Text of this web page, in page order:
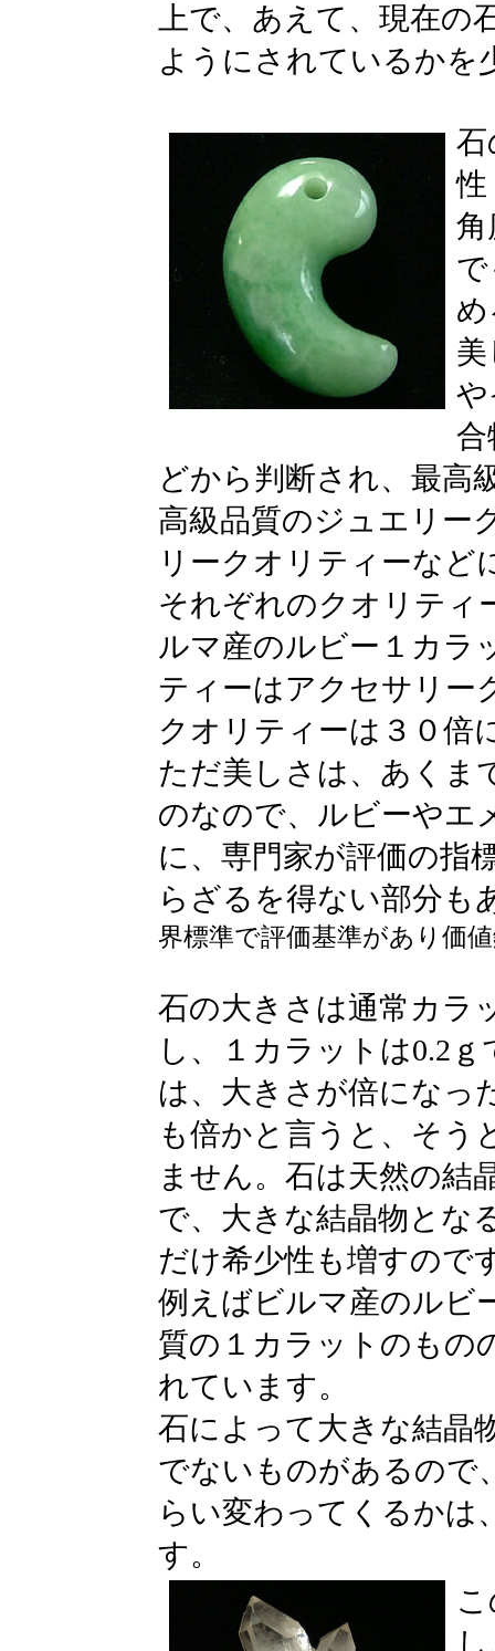
上で、あえて、現在
ようにされているかを
石
性
角
や
合
どから判断され、最高
高級品質のジュエリー
リークオリティーなど
それぞれのクオリティ
ルマ産のルビー１カラ
ティーはアクセサリー
クオリティーは３０倍
ただ美しさは、あくま
のなので、ルビーやエ
に、専門家が評価の指
らざるを得ない部分も
界標準で評価基準があり価
石の大きさは通常カラ
し、１カラットは0.2ｇ
は、大きさが倍になっ
も倍かと言うと、そう
ません。石は天然の結
で、大きな結晶物とな
だけ希少性も増すので
例えばビルマ産のルビ
質の１カラットのもの
れています。
石によって大きな結晶
でないものがあるので
らい変わってくるかは
す。